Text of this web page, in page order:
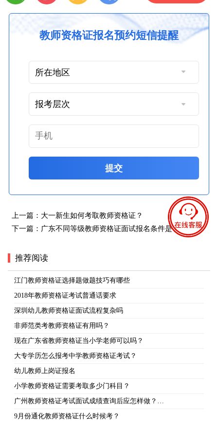
教师资格证报名预约短信提醒
提交
上一篇： 大一新生如何考取教师资格证？
下一篇： 广东不同等级教师资格证面试报名条件是否相同？
推荐阅读
江门教师资格证选择题做题技巧有哪些
2018年教师资格证考试普通话要求
深圳幼儿教师资格证面试流程复杂吗
非师范类考教师资格证有用吗？
现在广东省教师资格证当小学老师可以吗？
大专学历怎么报考中学教师资格证考试？
幼儿教师上岗证报名
小学教师资格证需要考取多少门科目？
广州教师资格证考试面试成绩查询后应怎样做？…
9月份通化教师资格证什么时候考？